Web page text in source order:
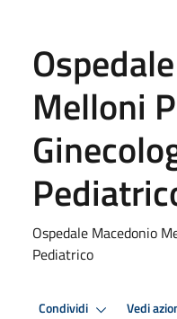
Melloni
Ospedale Macedonio
Pediatrico
Condividi Vedi